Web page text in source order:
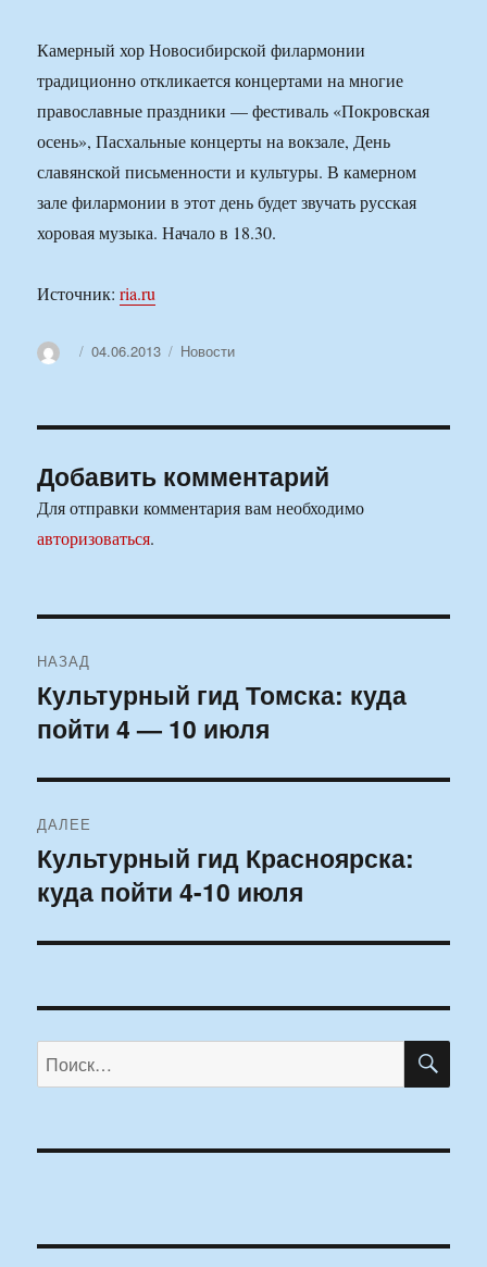
Камерный хор Новосибирской филармонии
традиционно откликается концертами на многие
православные праздники — фестиваль «Покровская
осень», Пасхальные концерты на вокзале, День
славянской письменности и культуры. В камерном
зале филармонии в этот день будет звучать русская
хоровая музыка. Начало в 18.30.
Источник:ria.ru
АвторОпубликовано
04.06.2013 Рубрики
Новости
Добавить комментарий
Для отправки комментария вам необходимо
авторизоваться.
по
записям
НАЗАД
Предыдущая
запись:
Культурный гид Томска: куда
пойти 4 — 10 июля
ДАЛЕЕ
Следующая
запись:
Культурный гид Красноярска:
куда пойти 4-10 июля
Искать: